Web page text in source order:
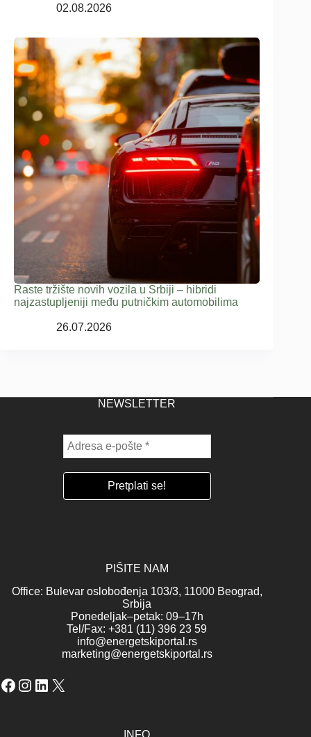
02.08.2026
Raste tržište novih vozila u Srbiji – hibridi
najzastupljeniji među putničkim automobilima
26.07.2026
NEWSLETTER
PIŠITE NAM
Office: Bulevar oslobođenja 103/3, 11000 Beograd,
Srbija
Ponedeljak–petak: 09–17h
Tel/Fax: +381 (11) 396 23 59
info@energetskiportal.rs
marketing@energetskiportal.rs
Facebook
Instagram
LinkedIn
X
INFO